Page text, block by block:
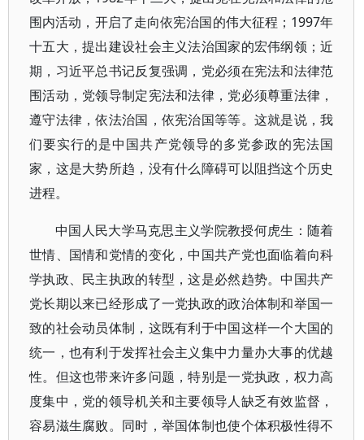
围内活动，开启了走向依宪治国的伟大征程；1997年
十五大，提出建设社会主义法治国家的宏伟纲领；近
期，习近平总书记反复强调，党必须在宪法和法律范
围活动，党领导制定宪法和法律，党必须尊重法律，
遵守法律，依法治国，依宪治国等等。这就是说，我
们要实行的是中国共产党领导的多党参政的宪法国
家，这是大势所趋，没有什么障碍可以阻挡这个历史
进程。
中国人民大学马克思主义学院教授何虎生：随着
世情、国情和党情的变化，中国共产党也面临着向科
学执政、民主执政的转型，这是必然趋势。中国共产
党长期以来已经形成了一党执政的政治体制和举国一
致的社会动员体制，这既有利于中国这样一个大国的
统一，也有利于发挥社会主义集中力量办大事的优越
性。但这也带来许多问题，特别是一党执政，权力高
度集中，党的领导机关和主要领导人缺乏有效监督，
容易滋生腐败。同时，举国体制也使个体积极性得不